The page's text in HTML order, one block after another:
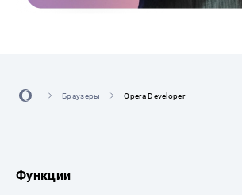
Браузеры Opera Developer
Функции